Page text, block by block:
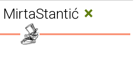
MirtaStantić ×